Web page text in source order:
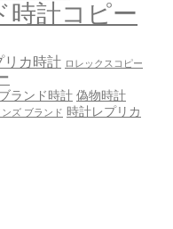
時計コピー
リカ時計 ロレックスコピー
ランド時計 偽物時計
ンズ ブランド 時計レプリカ